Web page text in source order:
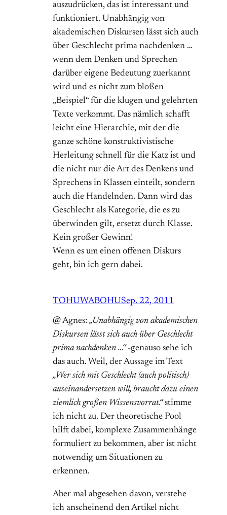
auszudrücken, das ist interessant und
funktioniert. Unabhängig von
akademischen Diskursen lässt sich auch
über Geschlecht prima nachdenken …
wenn dem Denken und Sprechen
darüber eigene Bedeutung zuerkannt
wird und es nicht zum bloßen
„Beispiel“ für die klugen und gelehrten
Texte verkommt. Das nämlich schafft
leicht eine Hierarchie, mit der die
ganze schöne konstruktivistische
Herleitung schnell für die Katz ist und
die nicht nur die Art des Denkens und
Sprechens in Klassen einteilt, sondern
auch die Handelnden. Dann wird das
Geschlecht als Kategorie, die es zu
überwinden gilt, ersetzt durch Klasse.
Kein großer Gewinn!
Wenn es um einen offenen Diskurs
geht, bin ich gern dabei.
TOHUWABOHUSep. 22, 2011
@ Agnes: „Unabhängig von akademischen
Diskursen lässt sich auch über Geschlecht
prima nachdenken …“-genauso sehe ich
das auch. Weil, der Aussage im Text
„Wer sich mit Geschlecht (auch politisch)
auseinandersetzen will, braucht dazu einen
ziemlich großen Wissensvorrat.“stimme
ich nicht zu. Der theoretische Pool
hilft dabei, komplexe Zusammenhänge
formuliert zu bekommen, aber ist nicht
notwendig um Situationen zu
erkennen.
Aber mal abgesehen davon, verstehe
ich anscheinend den Artikel nicht